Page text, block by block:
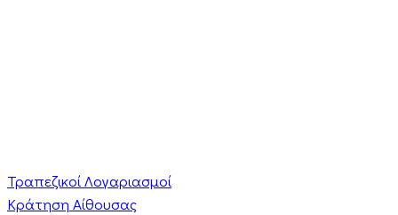
Τραπεζικοί Λογαριασμοί
Κράτηση Αίθουσας